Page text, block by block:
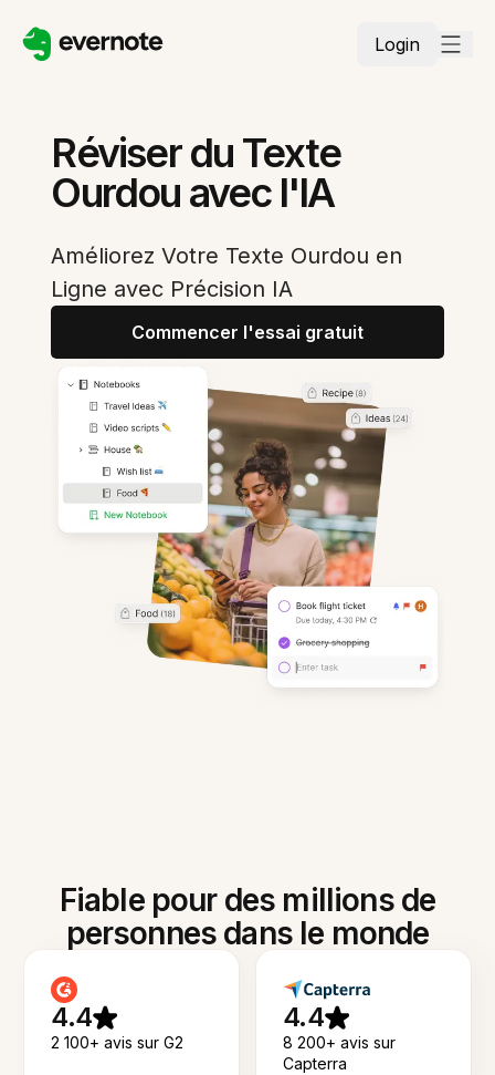
Login
Réviser du Texte
Ourdou avec l'IA
Améliorez Votre Texte Ourdou en
Ligne avec Précision IA
Commencer l'essai gratuit
Fiable pour des millions de
personnes dans le monde
4.4
2 100+ avis sur G2
4.4
8 200+ avis sur
Capterra